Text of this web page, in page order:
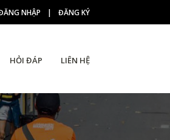
NHẬP | ĐĂNG KÝ
HỎI ĐÁP LIÊN HỆ